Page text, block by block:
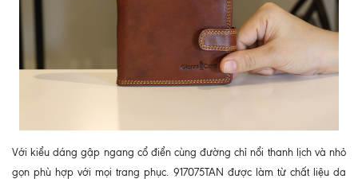
Với kiểu dáng gập ngang cổ điển cùng đường chỉ nổi thanh lịch và nhỏ
gọn phù hợp với mọi trang phục. 917075TAN được làm từ chất liệu da